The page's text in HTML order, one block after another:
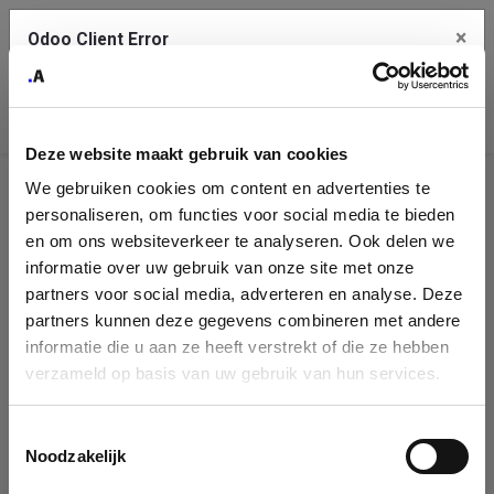
Deze website maakt gebruik van cookies
We gebruiken cookies om content en advertenties te
personaliseren, om functies voor social media te bieden
en om ons websiteverkeer te analyseren. Ook delen we
informatie over uw gebruik van onze site met onze
partners voor social media, adverteren en analyse. Deze
partners kunnen deze gegevens combineren met andere
informatie die u aan ze heeft verstrekt of die ze hebben
verzameld op basis van uw gebruik van hun services.
Noodzakelijk
Company
Identification
Please fill in your company details
You can search a company in our database by name, VAT or
enterprise ID. When a company is selected it will auto-complete the
form. If you don't find your company in our database, you can create
Odoo Client Error ×
service.
See details
Ok